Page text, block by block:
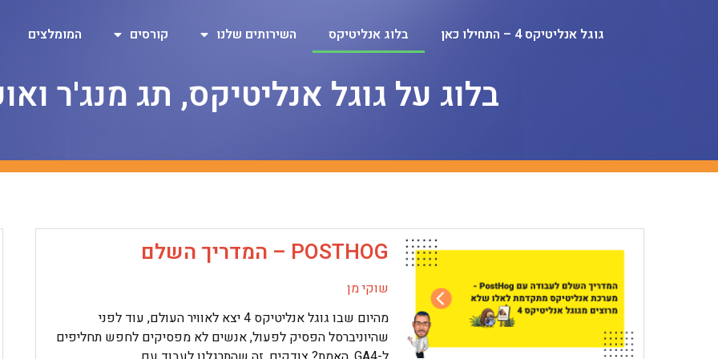
גוגל אנליטיקס 4 – התחילו כאן בלוג אנליטיקס השירותים שלנו קורסים המומלצים
בלוג על גוגל אנליטיקס, תג מנג'ר
POSTHOG – המדריך השלם
שוקי מן
מהיום שבו גוגל אנליטיקס 4 יצא לאוויר העולם, עוד לפני
שהיוניברסל הפסיק לפעול, אנשים לא מפסיקים לחפש תחליפים